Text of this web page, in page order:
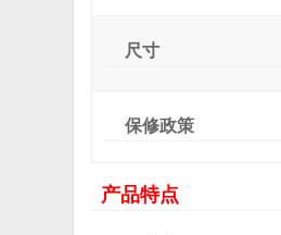
尺寸
保修政策
产品特点